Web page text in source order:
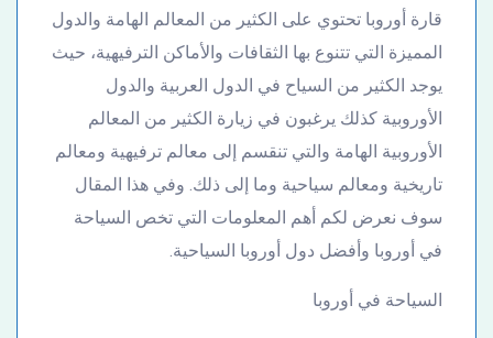
قارة أوروبا تحتوي على الكثير من المعالم الهامة والدول
المميزة التي تتنوع بها الثقافات والأماكن الترفيهية، حيث
يوجد الكثير من السياح في الدول العربية والدول
الأوروبية كذلك يرغبون في زيارة الكثير من المعالم
الأوروبية الهامة والتي تنقسم إلى معالم ترفيهية ومعالم
تاريخية ومعالم سياحية وما إلى ذلك. وفي هذا المقال
سوف نعرض لكم أهم المعلومات التي تخص السياحة
في أوروبا وأفضل دول أوروبا السياحية.
السياحة في أوروبا